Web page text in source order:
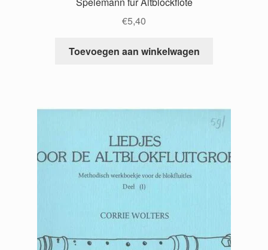
€5,40
Toevoegen aan winkelwagen